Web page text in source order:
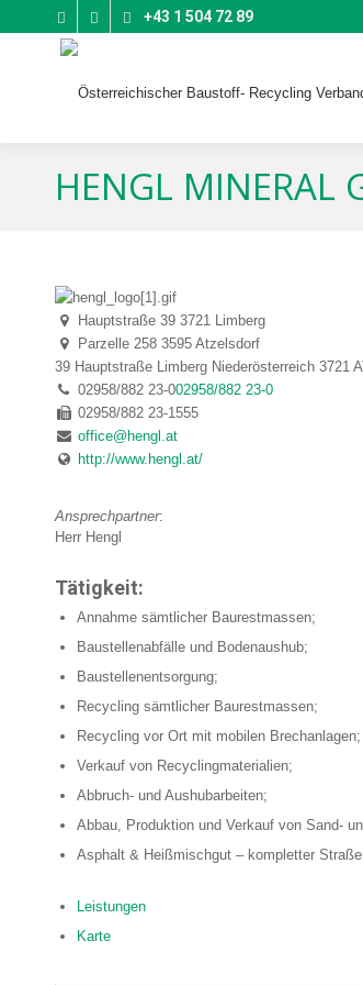
+43 1 504 72 89
HENGL MINERAL
Hauptstraße 39 3721 Limberg
Parzelle 258 3595 Atzelsdorf
39 Hauptstraße Limberg Niederösterreich 3721
02958/882 23-002958/882 23-0
02958/882 23-1555
office@hengl.at
http://www.hengl.at/
Ansprechpartner:
Herr Hengl
Tätigkeit:
Annahme sämtlicher Baurestmassen;
Baustellenabfälle und Bodenaushub;
Baustellenentsorgung;
Recycling sämtlicher Baurestmassen;
Recycling vor Ort mit mobilen Brechanlagen;
Verkauf von Recyclingmaterialien;
Abbruch- und Aushubarbeiten;
Abbau, Produktion und Verkauf von Sand-
Asphalt & Heißmischgut – kompletter
Leistungen
Karte